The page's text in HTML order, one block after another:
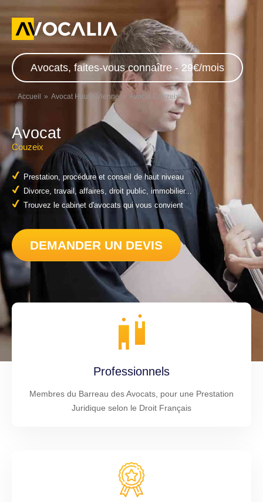
Avocats, faites-vous connaître - 29€/mois
Accueil Avocat Haute-Vienne Avocat Couzeix
Avocat
Couzeix
Prestation, procédure et conseil de haut niveau
Divorce, travail, affaires, droit public, immobilier...
Trouvez le cabinet d'avocats qui vous convient
DEMANDER UN DEVIS
Professionnels
Membres du Barreau des Avocats, pour une Prestation
Juridique selon le Droit Français